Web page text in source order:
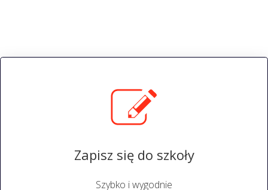
Zapisz się do szkoły
Szybko i wygodnie